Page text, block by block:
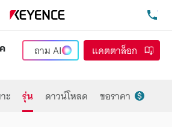
ถามAI แคตตาล็อก
ะ รุ่น ดาวน์โหลด ขอราคา